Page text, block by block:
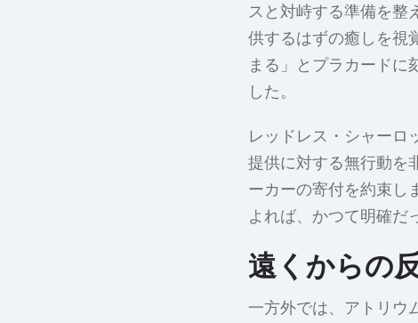
スと対峙する準備を整
供するはずの癒しを視
まる」とプラカードに
した。
レッドレス・シャーロ
提供に対する無行動を
ーカーの寄付を約束し
よれば、かつて明確だ
遠くからの
一方外では、アトリウ